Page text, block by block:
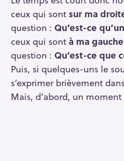
ceux qui sontsur ma
question : Qu’est-ce
ceux qui sont à ma gauche
question : Qu’est-ce que
Puis, si quelques-uns le
s’exprimer brièvement
Mais, d’abord, un
e
r
c
r